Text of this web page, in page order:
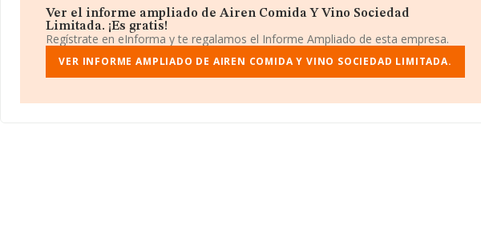
La compañíaAiren Comida y Vino Sociedad Limitada
fiscal B10548469, tiene su domicilio social establecido en Avenida Pedro Manuel Vila núm.
16, (02600), en el municipio de Villarrobledo, Albacete, Castilla-la Mancha.
En relación con el sector y disponiendo de los datos de hasta 142.938 empresas, en el
que el promedio de la facturación entre todas las empresas es de 223 mil euros. Para
Ver el informe ampliado de Airen Comida Y Vino Sociedad
Limitada. ¡Es gratis!
Regístrate en eInforma y te regalamos el Informe Ampliado de esta empresa.
VER INFORME AMPLIADO DE AIREN COMIDA Y VINO SOCIEDAD LIMITADA.